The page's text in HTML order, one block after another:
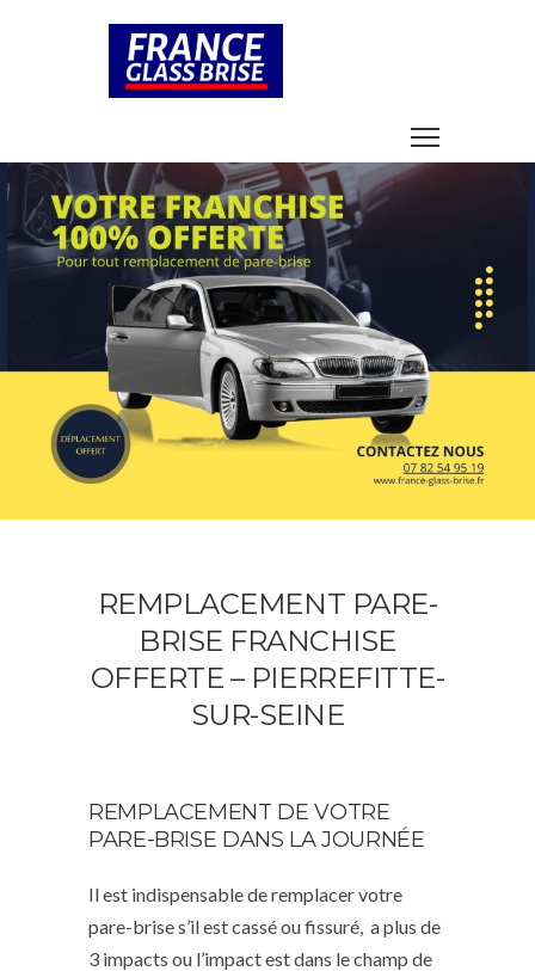
REMPLACEMENT PARE-
BRISE FRANCHISE
OFFERTE – PIERREFITTE-
SUR-SEINE
REMPLACEMENT DE VOTRE
PARE-BRISE DANS LA JOURNÉE
Il est indispensable de remplacer votre
pare-brise s’il est cassé ou fissuré, a plus de
3 impacts ou l’impact est dans le champ de